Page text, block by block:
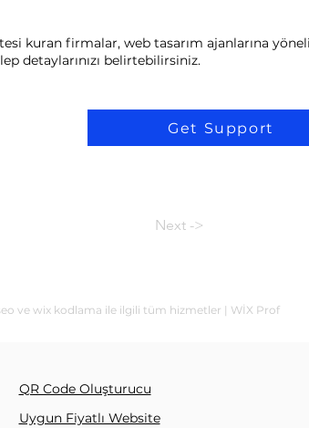
kuran firmalar, web tasarım ajanlarına
detaylarınızı belirtebilirsiniz.
Get Support
Next ->
ve wix kodlama ile ilgili tüm hizmetler | WİX Prof
QR Code Oluşturucu
Uygun Fiyatlı Website